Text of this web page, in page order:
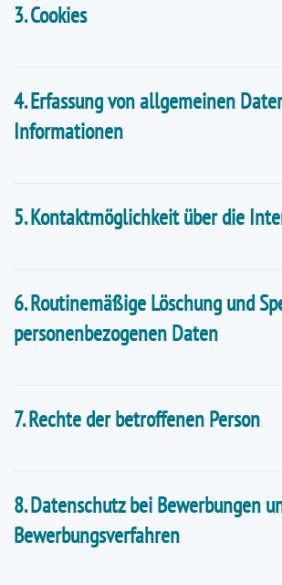
3. Cookies
4. Erfassung von allgemeinen
Informationen
5. Kontaktmöglichkeit über die
6. Routinemäßige Löschung und
personenbezogenen Daten
7. Rechte der betroffenen Person
8. Datenschutz bei Bewerbungen
Bewerbungsverfahren